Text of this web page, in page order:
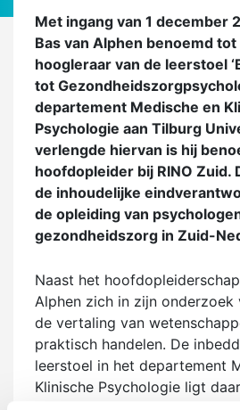
Met ingang van 1 december
Bas van Alphen benoemd
hoogleraar van de leerstoel
tot
departement Medische en
Psychologie aan Tilburg
verlengde hiervan is hij
hoofdopleider bij RINO Zuid.
de inhoudelijke
de opleiding van
gezondheidszorg in Zuid-
Naast het
Alphen zich in zijn
de vertaling van
praktisch handelen. De
leerstoel in het departement
Klinische Psychologie ligt